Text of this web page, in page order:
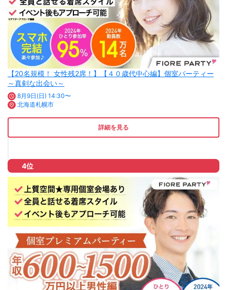
【20名規模！ 女性残2席！】【４０歳代中心編】個室パーティー
～真剣な出会い～
8月9日(日) 14:30〜
北海道札幌市
詳細を見る
4位